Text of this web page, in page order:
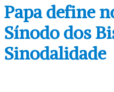
Papa define
Sínodo dos
Sinodalidade